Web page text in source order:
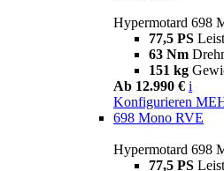
Hypermotard 698
77,5 PS
63 Nm
151 kg
Ab 12.990 € i
Konfigurieren
698 Mono RVE
Hypermotard 698
77,5 PS